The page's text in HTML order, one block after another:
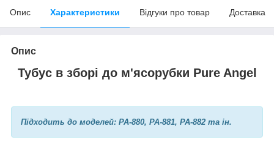
Опис Характеристики Відгуки про товар Доставка
Опис
Тубус в зборі до м'ясорубки Pure Angel
Підходить до моделей: PA-880, PA-881, PA-882 та ін.